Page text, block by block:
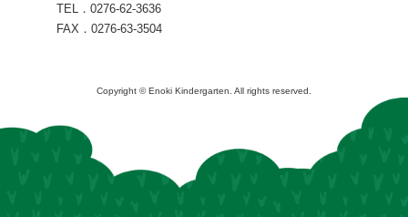
TEL．0276-62-3636
FAX．0276-63-3504
Copyright © Enoki Kindergarten. All rights reserved.